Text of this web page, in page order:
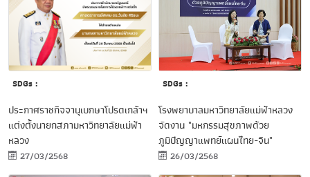
SDGs :
ประกาศราชกิจจานุเบกษาโปรดเกล้าฯ
แต่งตั้งนายกสภามหาวิทยาลัยแม่ฟ้า
หลวง
27/03/2568
SDGs :
โรงพยาบาลมหาวิทยาลัยแม่ฟ้าหลวง
จัดงาน "มหกรรมสุขภาพด้วย
ภูมิปัญญาแพทย์แผนไทย-จีน"
26/03/2568